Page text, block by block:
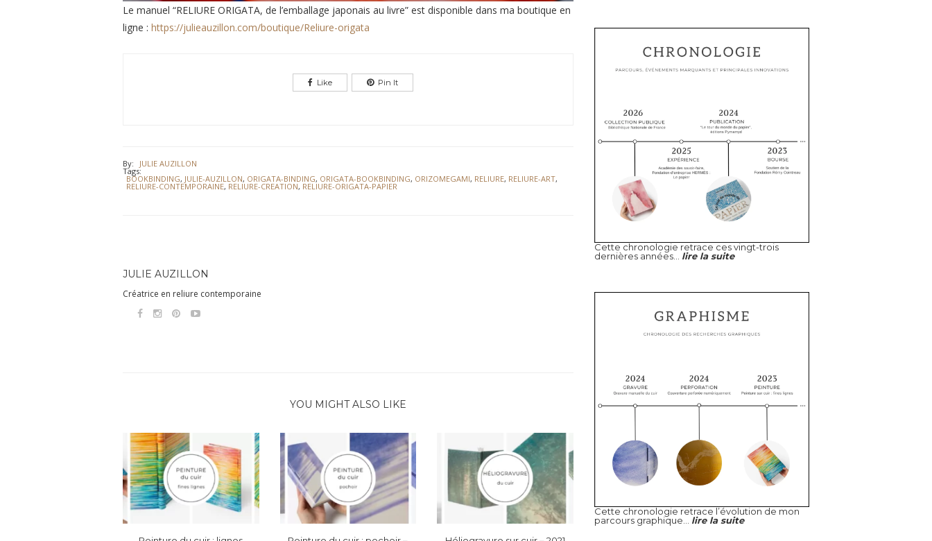
Le manuel “RELIURE ORIGATA, de l’emballage japonais au livre” est disponible dans ma boutique en
ligne : https://julieauzillon.com/boutique/Reliure-origata
Like Pin It
By: JULIE AUZILLON
Tags:
BOOKBINDING, JULIE-AUZILLON, ORIGATA-BINDING, ORIGATA-BOOKBINDING, ORIZOMEGAMI, RELIURE, RELIURE-ART,
RELIURE-CONTEMPORAINE, RELIURE-CREATION, RELIURE-ORIGATA-PAPIER
JULIE AUZILLON
Créatrice en reliure contemporaine
YOU MIGHT ALSO LIKE
Cette chronologie retrace ces vingt-trois
dernières années... lire la suite
Cette chronologie retrace l’évolution de mon
parcours graphique... lire la suite